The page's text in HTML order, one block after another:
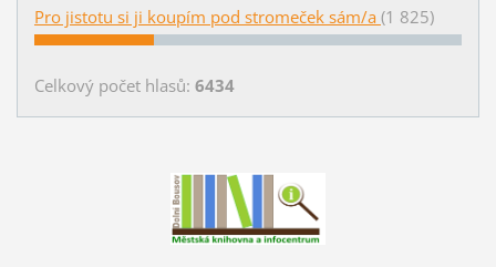
Pro jistotu si ji koupím pod stromeček sám/a (1 825)
Celkový počet hlasů: 6434